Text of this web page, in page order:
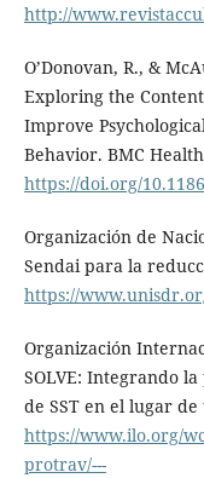
http://
O’Donovan, R., &
Exploring the
Improve
Behavior. BMC
https://doi.org/
Organización de
Sendai para la
https://
Organización
SOLVE: Integrando
de SST en el lugar
https://www.ilo.org/
protrav/---